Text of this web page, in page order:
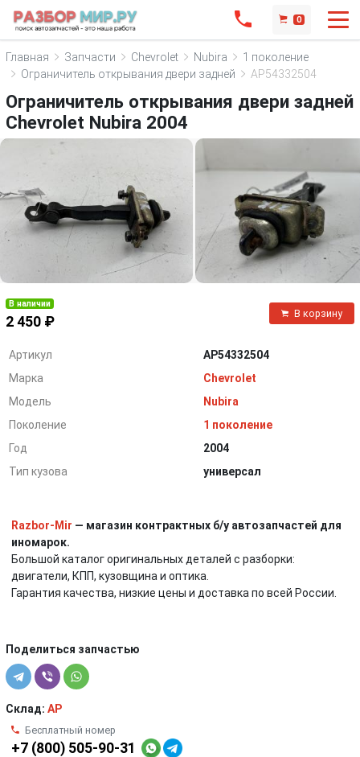
0
Главная Запчасти Chevrolet Nubira
1 поколение
Ограничитель открывания двери задней
AP54332504
Ограничитель открывания двери задней
Chevrolet Nubira 2004
В наличии
2 450 ₽
В корзину
Артикул
AP54332504
Марка
Chevrolet
Модель
Nubira
Поколение
1 поколение
Год
2004
Тип кузова
универсал
Razbor-Mir — магазин контрактных б/у автозапчастей для
иномарок.
Большой каталог оригинальных деталей с разборки:
двигатели, КПП, кузовщина и оптика.
Гарантия качества, низкие цены и доставка по всей России.
Поделиться запчастью
Склад: AP
Бесплатный номер
+7 (800) 505-90-31